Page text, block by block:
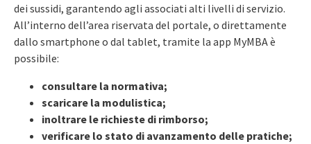
dei sussidi, garantendo agli associati alti livelli di servizio.
All’interno dell’area riservata del portale, o direttamente
dallo smartphone o dal tablet, tramite la app MyMBA è
possibile:
consultare la normativa;
scaricare la modulistica;
inoltrare le richieste di rimborso;
verificare lo stato di avanzamento delle pratiche;